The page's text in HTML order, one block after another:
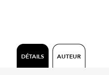
DÉTAILS AUTEUR